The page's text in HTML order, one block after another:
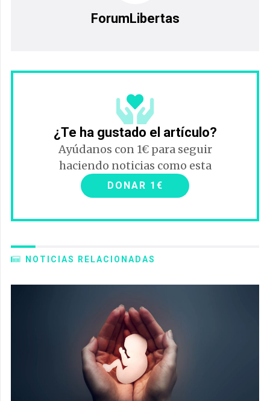
ForumLibertas
¿Te ha gustado el artículo?
Ayúdanos con 1€ para seguir
haciendo noticias como esta
DONAR 1€
NOTICIAS RELACIONADAS